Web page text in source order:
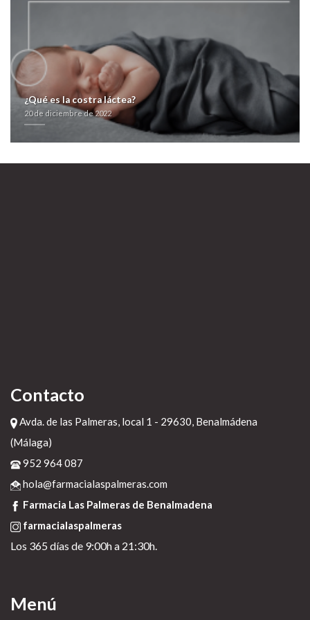
Enlace Web
Leer El ArtículoComprar avodart avidart urocont duagen 24
horas20 de diciembre de 2022
¿Qué es la costra láctea?
20 de diciembre de 2022
Contacto
Avda. de las Palmeras, local 1 - 29630, Benalmádena
(Málaga)
952 964 087
hola@farmacialaspalmeras.com
Farmacia Las Palmeras de Benalmadena
farmacialaspalmeras
Los 365 días de 9:00h a 21:30h.
Menú